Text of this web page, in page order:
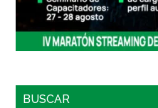
BUSCAR